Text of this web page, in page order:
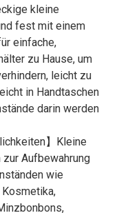
kleine
fest mit einem
einfache,
zu Hause, um
leicht zu
in Handtaschen
darin werden
】Kleine
Aufbewahrung
wie
Kosmetika,